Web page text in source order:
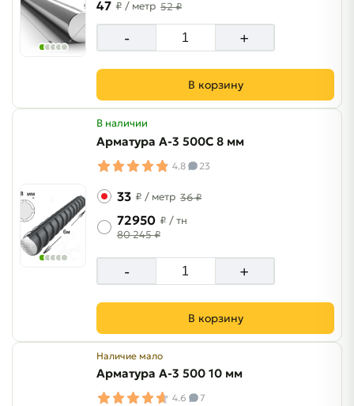
47 ₽ / метр 52 ₽
- +
В корзину
В наличии
Арматура A-3 500C 8 мм
4.8 23
33 ₽ / метр 36 ₽
72950 ₽ / тн
80 245 ₽
- +
В корзину
Наличие мало
Арматура A-3 500 10 мм
4.6 7